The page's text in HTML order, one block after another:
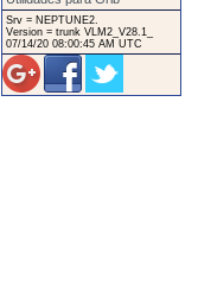
Srv = NEPTUNE2.
Version = trunk VLM2_V28.1_
07/14/20 08:00:45 AM UTC